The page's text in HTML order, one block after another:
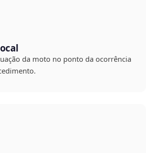
da moto no ponto da ocorrência